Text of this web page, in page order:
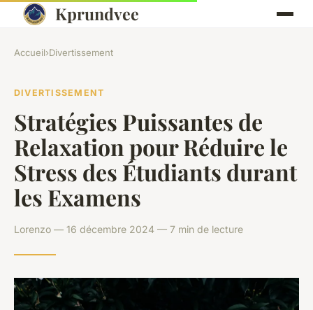
Kprundvee
Accueil›Divertissement
DIVERTISSEMENT
Stratégies Puissantes de
Relaxation pour Réduire le
Stress des Étudiants durant
les Examens
Lorenzo — 16 décembre 2024 — 7 min de lecture